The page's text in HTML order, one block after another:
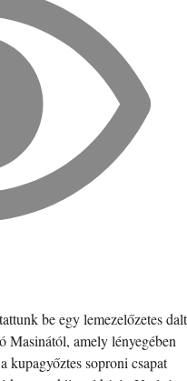
be egy lemezelőzetes dalt
Masinától, amely lényegében
soproni csapat